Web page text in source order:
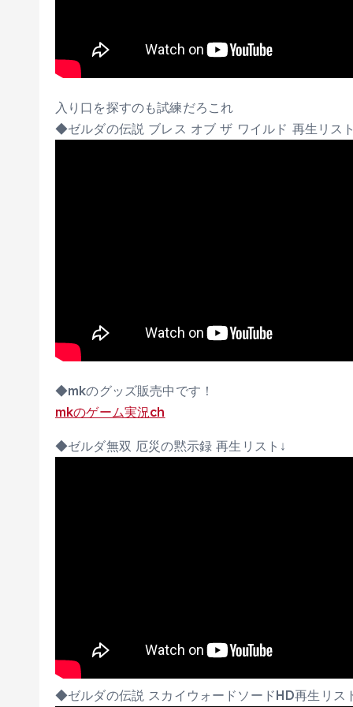
入り口を探すのも試練だろこれ
◆ゼルダの伝説 ブレス オブ ザ ワイルド 再生リス
◆mkのグッズ販売中です！
mkのゲーム実況ch
◆ゼルダ無双 厄災の黙示録 再生リスト↓
◆ゼルダの伝説 スカイウォードソードHD再生リス